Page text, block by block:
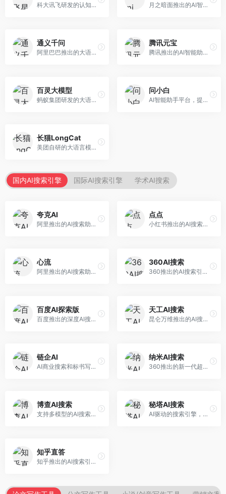
科大讯飞研发的认知智能大模型，深度融合语音识别和自然语言处理技术。面向企业用户和教育领域，提供语音交互、文档处理、代码生成等服务，中文语音识别准确率高。 月之暗面推出的AI智能助手，核心优势在于超长文本处理能力，支持20万字以上文档分析。面向学术研究者、职场人士和内容创作者，提供文档解读、PPT生成、联网搜索等综合服务。
通义千问
阿里巴巴推出的大语言模型平台，提供对话问答、文档处理、图像理解、代码编写等全方位AI服务。面向企业用户和个人开发者，集成阿里云生态，支持多模态交互，企业级安全保障。
腾讯元宝
腾讯推出的AI智能助手，整合微信生态和腾讯云服务。面向普通用户和企业客户，支持文档解析、图像理解、联网搜索等功能，与腾讯产品无缝衔接，办公协作便捷。
百灵大模型
蚂蚁集团研发的大语言模型平台，专注于金融科技和企业服务。面向金融机构和企业客户，提供智能客服、风险分析、文档处理等服务，金融场景理解深入。
问小白
AI智能助手平台，提供知识问答、文本创作、文档处理等服务。面向普通用户和职场人士，操作简便，响应速度快，支持多场景应用。
长猫LongCat
美团自研的大语言模型对话平台，专注于本地生活服务场景。面向美团生态用户，提供智能推荐、服务问答等功能，本地生活知识覆盖全面。
国内AI搜索引擎 国际AI搜索引擎 学术AI搜索
夸克AI
阿里推出的AI搜索助手，整合搜索与AI功能。面向年轻用户，提供智能搜索、文档处理、学习辅助等服务，与夸克生态深度整合。
点点
小红书推出的AI搜索应用，专注于生活方式内容搜索。面向小红书用户，提供生活攻略、消费决策、内容推荐等服务，生活方式内容丰富。
心流
阿里推出的AI搜索助手，专注于智能信息获取。面向普通用户，提供智能搜索、内容整理、知识问答等服务，与阿里生态深度整合。
360AI搜索
360推出的AI搜索引擎，专注于安全智能搜索。面向普通用户，提供智能问答、网页搜索、内容整理等服务，安全防护能力强。
百度AI探索版
百度推出的深度AI搜索引擎，整合百度知识图谱。面向中文用户，提供智能问答、知识探索、内容生成等服务，知识覆盖面广。
天工AI搜索
昆仑万维推出的AI搜索引擎，整合大模型与搜索能力。面向普通用户，提供智能问答、深度搜索、内容整理等服务，中文搜索体验好。
链企AI
AI商业搜索和标书写作工具，专注于企业服务场景。面向企业用户，提供商业信息搜索、标书生成、企业分析等服务，商业信息专业。
纳米AI搜索
360推出的新一代超级AI搜索，深度整合360搜索资源。面向普通用户，提供智能问答、多模态搜索、内容生成等服务，安全可靠。
博查AI搜索
支持多模型的AI搜索引擎，整合多种大模型能力。面向AI爱好者，提供多模型搜索、答案对比、深度分析等服务，模型选择灵活。
秘塔AI搜索
AI驱动的搜索引擎，专注于无广告直达结果。面向研究者和信息获取需求者，提供深度搜索、来源标注、答案整理等服务，搜索结果干净准确，信息可信度高。
知乎直答
知乎推出的AI搜索引擎，专注于知识问答场景。面向知识获取者，提供知乎内容搜索、智能问答、知识整理等服务，专业知识丰富。